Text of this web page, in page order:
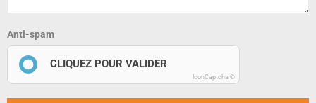
Anti-spam
CLIQUEZ POUR VALIDER
IconCaptcha ©